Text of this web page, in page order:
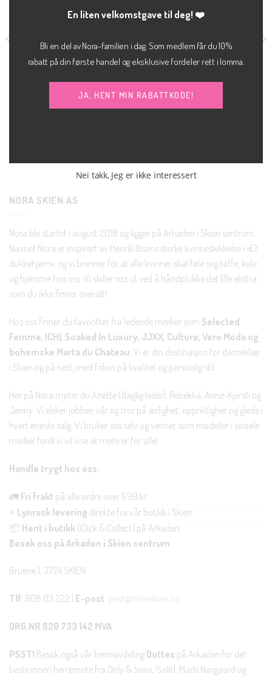
kr400.00 KLÆR
NORA SKIEN AS
Nora ble startet i august 2018 og ligger på Arkaden i Skien sentrum.
Navnet Nora er inspirert av Henrik Ibsens sterke kvinneskikkelse i «Et
dukkehjem», og vi brenner for at alle kvinner skal føle seg tøffe, kule
og hjemme hos oss. Vi skiller oss ut ved å håndplukke det lille ekstra
som du ikke finner overalt!
Hos oss finner du favoritter fra ledende merker som Selected
Femme, ICHI, Soaked In Luxury, JJXX, Culture, Vero Moda og
bohemske Marta du Chateau. Vi er din destinasjon for dameklær
i Skien og på nett, med fokus på kvalitet og personlig stil.
Her på Nora møter du Anette (daglig leder), Rebekka, Anne-Kjersti og
Jenny. Vi elsker jobben vår og tror på ærlighet, oppriktighet og glede i
hvert eneste salg. Vi bruker oss selv og venner som modeller i sosiale
medier fordi vi vil vise at mote er for alle!
Handle trygt hos oss:
🚛 Fri frakt på alle ordre over 699 kr.
⚡ Lynrask levering direkte fra vår butikk i Skien.
📦 Hent i butikk (Click & Collect) på Arkaden.
Besøk oss på Arkaden i Skien sentrum
Bruene 1, 3724 SKIEN
Tlf: 908 03 222 | E-post: post@noraskien.no
ORG.NR 820 733 142 MVA
PSST! Besøk også vår herreavdeling Duttes på Arkaden for det
beste innen herremote fra Only & Sons, !Solid, Mads Nørgaard og
En liten velkomstgave til deg! ❤️
Bli en del av Nora-familien i dag. Som medlem får du 10%
rabatt på din første handel og eksklusive fordeler rett i lomma.
JA, HENT MIN RABATTKODE!
Nei takk, Jeg er ikke interessert